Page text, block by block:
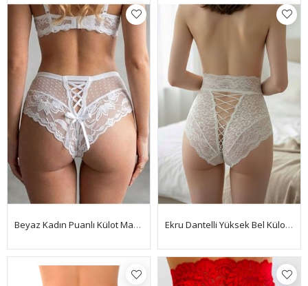
Beyaz Kadın Puanlı Külot Margarita-K1007 Ekru Dantelli Yüksek Bel Külot Venüs-K1012